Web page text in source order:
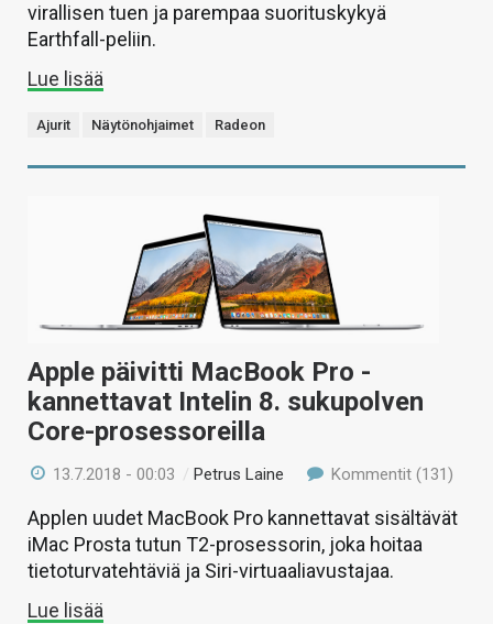
virallisen tuen ja parempaa suorituskykyä
Earthfall-peliin.
Lue lisää
Ajurit Näytönohjaimet Radeon
Apple päivitti MacBook Pro -
kannettavat Intelin 8. sukupolven
Core-prosessoreilla
13.7.2018 - 00:03 / Petrus Laine Kommentit (131)
Applen uudet MacBook Pro kannettavat sisältävät
iMac Prosta tutun T2-prosessorin, joka hoitaa
tietoturvatehtäviä ja Siri-virtuaaliavustajaa.
Lue lisää